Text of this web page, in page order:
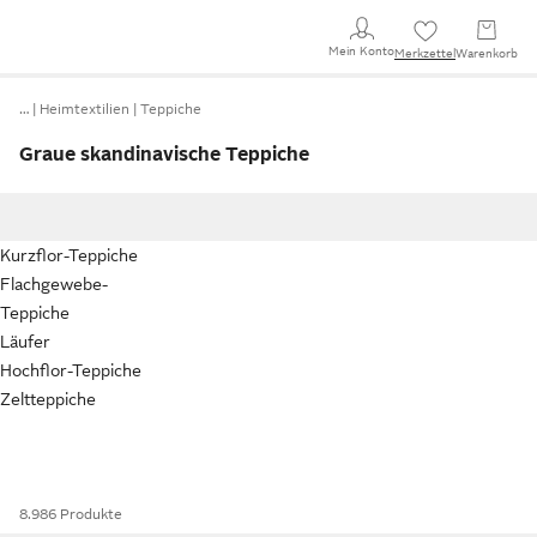
Mein KontoMerkzettel Warenkorb
… Heimtextilien Teppiche
Graue skandinavische Teppiche
Kurzflor-Teppiche
Flachgewebe-
Teppiche
Läufer
Hochflor-Teppiche
Zeltteppiche
8.986 Produkte